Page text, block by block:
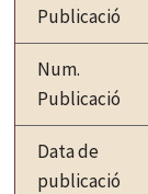
Publicació
Num.
Publicació
Data de
publicació